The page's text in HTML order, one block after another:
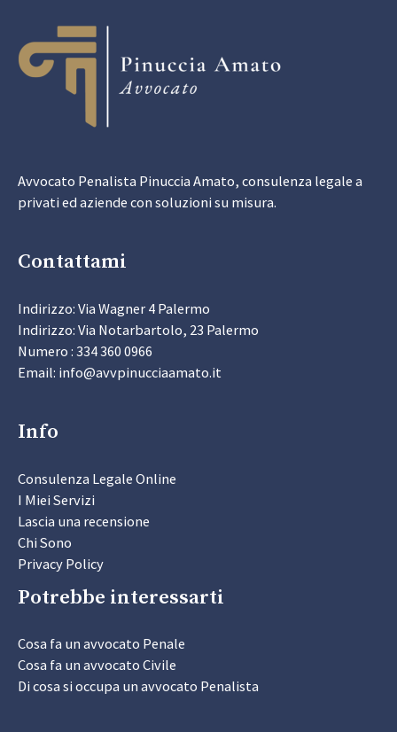
Avvocato Penalista Pinuccia Amato, consulenza legale a
privati ed aziende con soluzioni su misura.
Contattami
Indirizzo: Via Wagner 4 Palermo
Indirizzo: Via Notarbartolo, 23 Palermo
Numero : 334 360 0966
Email: info@avvpinucciaamato.it
Info
Consulenza Legale Online
I Miei Servizi
Lascia una recensione
Chi Sono
Privacy Policy
Potrebbe interessarti
Cosa fa un avvocato Penale
Cosa fa un avvocato Civile
Di cosa si occupa un avvocato Penalista